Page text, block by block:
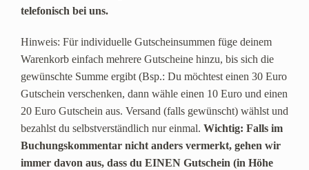
telefonisch bei uns.
Hinweis: Für individuelle Gutscheinsummen füge deinem
Warenkorb einfach mehrere Gutscheine hinzu, bis sich die
gewünschte Summe ergibt (Bsp.: Du möchtest einen 30 Euro
Gutschein verschenken, dann wähle einen 10 Euro und einen
20 Euro Gutschein aus. Versand (falls gewünscht) wählst und
bezahlst du selbstverständlich nur einmal. Wichtig: Falls im
Buchungskommentar nicht anders vermerkt, gehen wir
immer davon aus, dass du EINEN Gutschein (in Höhe